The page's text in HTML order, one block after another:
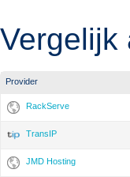
Vergelijk
Provider
RackServe
TransIP
JMD Hosting